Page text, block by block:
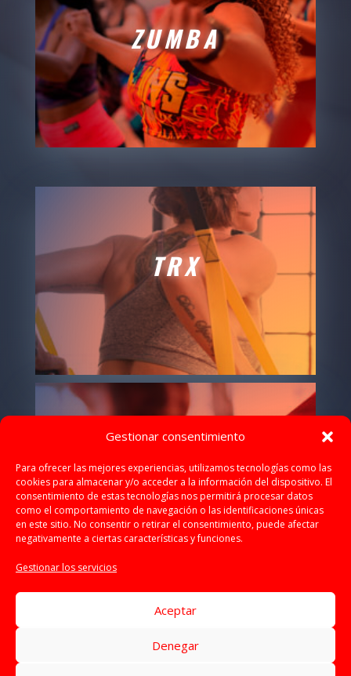
Gestionar consentimiento
Para ofrecer las mejores experiencias, utilizamos tecnologías como las
cookies para almacenar y/o acceder a la información del dispositivo. El
consentimiento de estas tecnologías nos permitirá procesar datos
como el comportamiento de navegación o las identificaciones únicas
en este sitio. No consentir o retirar el consentimiento, puede afectar
negativamente a ciertas características y funciones.
Gestionar los servicios
Aceptar
Denegar
ZUMBA
TRX
BOXEO
Política de Privacidad